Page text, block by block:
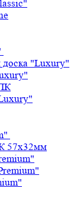
доска "Luxury"
57х32мм